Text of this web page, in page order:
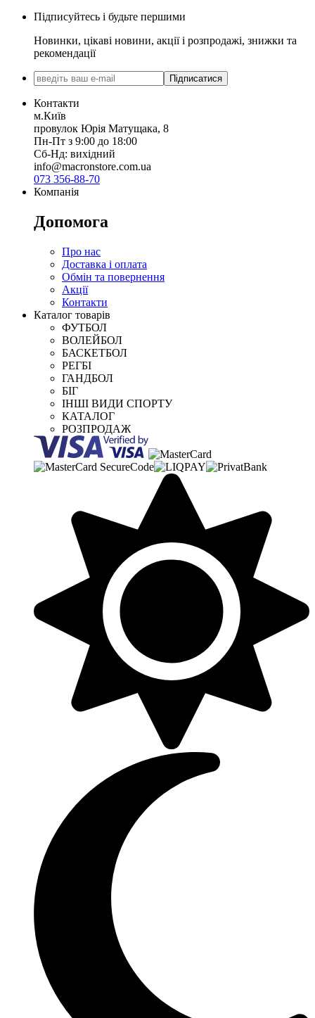
Підписуйтесь і будьте першими
Новинки, цікаві новини, акції і розпродажі, знижки та
рекомендації
Підписатися
Контакти
м.Київ
провулок Юрія Матущака, 8
Пн-Пт з 9:00 до 18:00
Сб-Нд: вихідний
info@macronstore.com.ua
073 356-88-70
Компанія
Допомога
Про нас
Доставка і оплата
Обмін та повернення
Акції
Контакти
Каталог товарів
ФУТБОЛ
ВОЛЕЙБОЛ
БАСКЕТБОЛ
РЕГБІ
ГАНДБОЛ
БІГ
ІНШІ ВИДИ СПОРТУ
КАТАЛОГ
РОЗПРОДАЖ